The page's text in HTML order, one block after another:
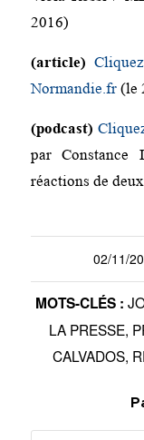
2016)
(article)
Normandie.fr(le
(podcast)
par Constance
réactions de
02/11/
/
MOTS-CLÉS :
LA PRESSE,
CALVADOS,